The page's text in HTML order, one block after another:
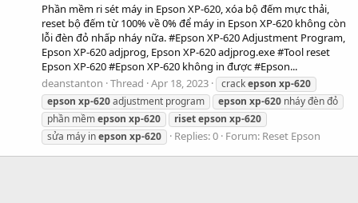
Phần mềm ri sét máy in Epson XP-620, xóa bộ đếm mực thải,
reset bộ đếm từ 100% về 0% để máy in Epson XP-620 không còn
lỗi đèn đỏ nhấp nháy nữa. #Epson XP-620 Adjustment Program,
Epson XP-620 adjprog, Epson XP-620 adjprog.exe #Tool reset
Epson XP-620 #Epson XP-620 không in được #Epson...
deanstanton Thread Apr 18, 2023 crackepson xp-620
epson xp-620adjustment program epson xp-620 nháy đèn đỏ
phần mềmepson xp-620 risetepson xp-620
sửa máy inepson xp-620 Replies: 0 Forum: Reset Epson